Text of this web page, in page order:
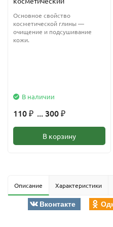
Основное свойство
косметической глины —
очищение и подсушивание
кожи.
В наличии
110 ₽ ... 300 ₽
В корзину
Описание Характеристики
Вконтакте